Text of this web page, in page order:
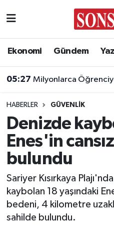
Ekonomi Gündem
05:27 Milyonlarca Öğrenciye Müjde:
HABERLER GÜVENLIK
Denizde
Enes'in
bulundu
Sariyer Kısırkaya
kaybolan 18 yaşındaki
bedeni, 4 kilometre
sahilde bulundu.
Asayiş
Biyografi
Çevre
Diğer
Dünya
Eğitim
Ankara Nöbetçi
Ankara Trafik
Süper Lig Puan
Tüm Manşetler
Son Dakika Haberleri
Haber Arşivi